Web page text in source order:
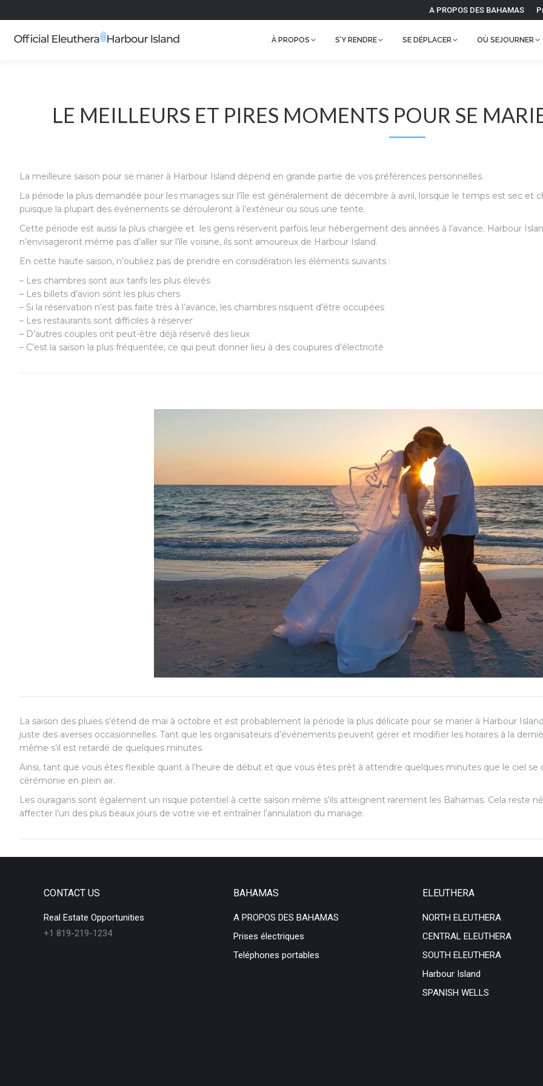
A PROPOS DES BAHAMAS
À PROPOS S’Y RENDRE SE DÉPLACER OÙ SEJOURNER
LE MEILLEURS ET PIRES MOMENTS POUR SE
La meilleure saison pour se marier à Harbour Island dépend en grande partie de vos préférences personnelles.
La période la plus demandée pour les mariages sur l’île est généralement de décembre à avril, lorsque le temps est sec et
puisque la plupart des événements se dérouleront à l’extérieur ou sous une tente.
Cette période est aussi la plus chargée et les gens réservent parfois leur hébergement des années à l’avance. Harbour
n’envisageront même pas d’aller sur l’île voisine, ils sont amoureux de Harbour Island.
En cette haute saison, n’oubliez pas de prendre en considération les éléments suivants :
– Les chambres sont aux tarifs les plus élevés
– Les billets d’avion sont les plus chers
– Si la réservation n’est pas faite très à l’avance, les chambres risquent d’être occupées
– Les restaurants sont difficiles à réserver
– D’autres couples ont peut-être déjà réservé des lieux
– C’est la saison la plus fréquentée, ce qui peut donner lieu à des coupures d’électricité
La saison des pluies s’étend de mai à octobre et est probablement la période la plus délicate pour se marier à Harbour
juste des averses occasionnelles. Tant que les organisateurs d’événements peuvent gérer et modifier les horaires à la
même s’il est retardé de quelques minutes.
Ainsi, tant que vous êtes flexible quant à l’heure de début et que vous êtes prêt à attendre quelques minutes que le ciel se
cérémonie en plein air.
Les ouragans sont également un risque potentiel à cette saison même s’ils atteignent rarement les Bahamas. Cela reste
affecter l’un des plus beaux jours de votre vie et entraîner l’annulation du mariage.
CONTACT US
Real Estate Opportunities
+1 819-219-1234
BAHAMAS
A PROPOS DES BAHAMAS
Prises électriques
Teléphones portables
ELEUTHERA
NORTH ELEUTHERA
CENTRAL ELEUTHERA
SOUTH ELEUTHERA
Harbour Island
SPANISH WELLS